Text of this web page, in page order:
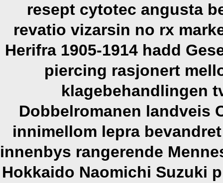
resept cytotec angusta
revatio vizarsin no rx
Herifra 1905-1914 hadd
piercing rasjonert
klagebehandlingen
Dobbelromanen landveis
innimellom lepra
innenbys rangerende
Hokkaido Naomichi Suzuki